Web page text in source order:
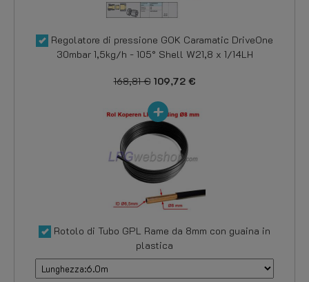
Regolatore di pressione GOK Caramatic DriveOne
30mbar 1,5kg/h - 105° Shell W21,8 x 1/14LH
168,81 € 109,72 €
Rotolo di Tubo GPL Rame da 8mm con guaina in
plastica